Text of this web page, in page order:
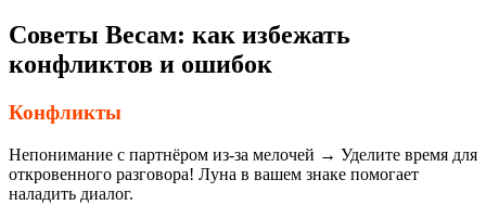
Советы Весам: как избежать
конфликтов и ошибок
Конфликты
Непонимание с партнёром из-за мелочей → Уделите время для
откровенного разговора! Луна в вашем знаке помогает
наладить диалог.